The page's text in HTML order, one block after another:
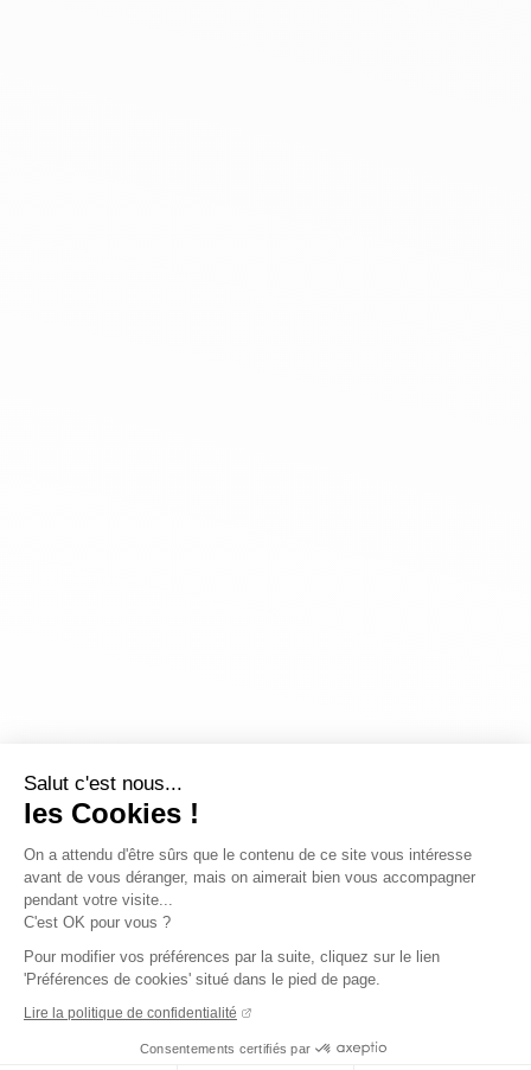
Salut c'est nous...
les Cookies !
On a attendu d'être sûrs que le contenu de ce site vous intéresse
avant de vous déranger, mais on aimerait bien vous accompagner
pendant votre visite...
C'est OK pour vous ?
Pour modifier vos préférences par la suite, cliquez sur le lien
'Préférences de cookies' situé dans le pied de page.
Lire la politique de confidentialité
Consentements certifiés par